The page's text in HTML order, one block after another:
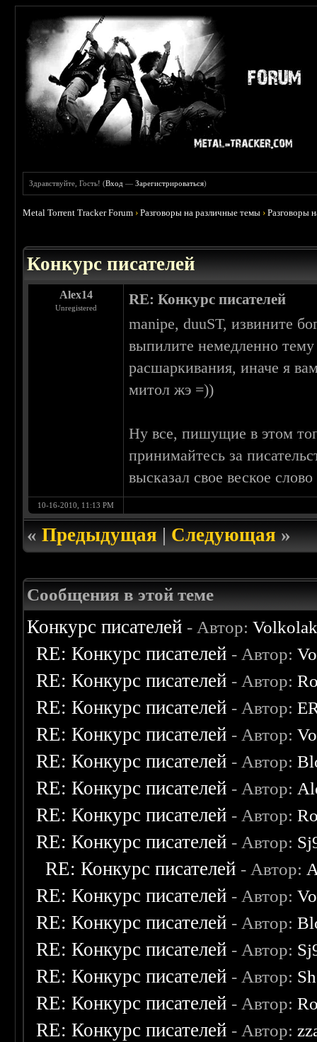
Здравствуйте, Гость! (Вход —Зарегистрироваться)
Metal Torrent Tracker Forum ›Разговоры на различные темы ›Разговоры
Конкурс писателей
Alex14
Unregistered
RE: Конкурс писателей
manipe, duuST, извините
выпилите немедленно
расшаркивания, иначе я
митол жэ =))
Ну все, пишущие в этом
принимайтесь за
высказал свое веское
10-16-2010, 11:13 PM
«Предыдущая|Следующая»
Сообщения в этой теме
Конкурс писателей - Автор:
RE: Конкурс писателей - Автор:
RE: Конкурс писателей - Автор:
RE: Конкурс писателей - Автор:
RE: Конкурс писателей - Автор:
RE: Конкурс писателей - Автор:
RE: Конкурс писателей - Автор:
RE: Конкурс писателей - Автор:
RE: Конкурс писателей - Автор:
RE: Конкурс писателей - Автор:
RE: Конкурс писателей - Автор:
RE: Конкурс писателей - Автор:
RE: Конкурс писателей - Автор:
RE: Конкурс писателей - Автор:
RE: Конкурс писателей - Автор:
RE: Конкурс писателей - Автор: